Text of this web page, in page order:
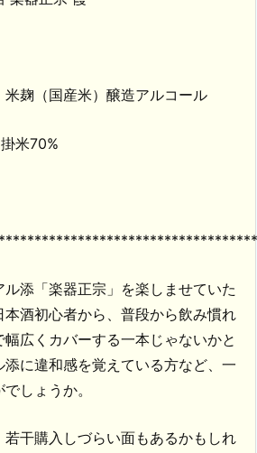
麹（国産米）醸造アルコール
米70%
添「楽器正宗」を楽しませていた
酒初心者から、普段から飲み慣れ
広くカバーする一本じゃないかと
に違和感を覚えている方など、一
しょうか。
若干購入しづらい面もあるかもしれ